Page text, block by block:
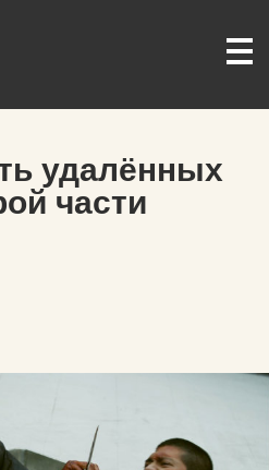
удалённых
части